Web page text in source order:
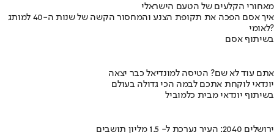
מאחורי הקלעים של הטעם הישראלי
איך אסם הפכה את תקופת הצנע והמחסור הקשה של שנות ה-40 למותג
לאומי?
בשיתוף אסם
אתם עוד לא שם? הטיסה למונדיאל כבר יצאה
יונדאי לוקחת אתכם לבמה הכי גדולה בעולם
בשיתוף יונדאי מבית כלמוביל
ירושלים 2040: העיר נערכת ל- 1.5 מליון תושבים